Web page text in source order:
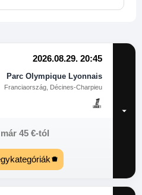
2026.08.29. 20:45
Parc Olympique Lyonnais
Franciaország, Décines-Charpieu
45 €-tól